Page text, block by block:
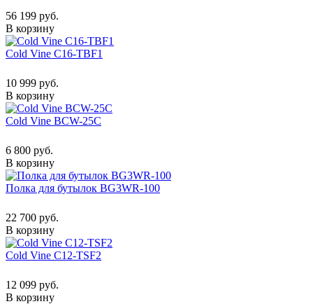
56 199 руб.
В корзину
Cold Vine C16-TBF1
10 999 руб.
В корзину
Cold Vine BCW-25C
6 800 руб.
В корзину
Полка для бутылок BG3WR-100
22 700 руб.
В корзину
Cold Vine C12-TSF2
12 099 руб.
В корзину